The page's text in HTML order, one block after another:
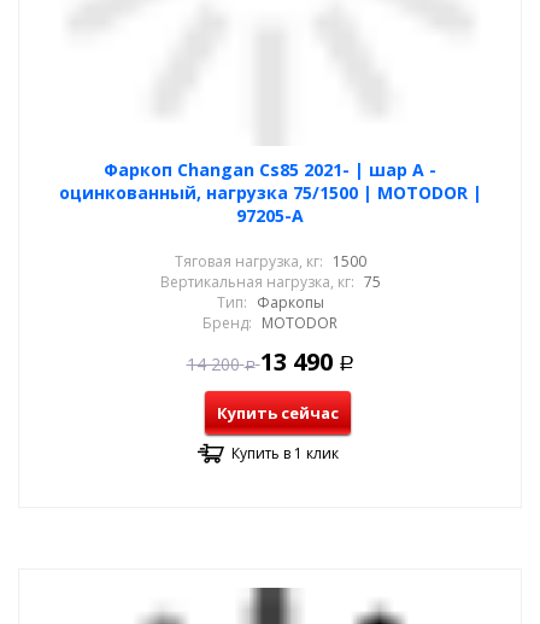
Фаркоп Changan Cs85 2021- | шар A -
оцинкованный, нагрузка 75/1500 | MOTODOR |
97205-A
Тяговая нагрузка, кг: 1500
Вертикальная нагрузка, кг: 75
Тип: Фаркопы
Бренд: MOTODOR
14 200 Р 13 490 Р
Купить сейчас
Купить в 1 клик